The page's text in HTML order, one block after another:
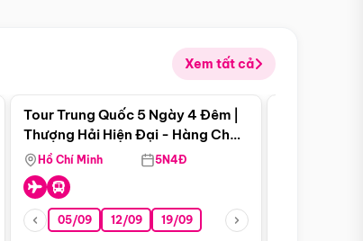
Xem tất cả
15/10 29/10
Điểm nổi bật
Tour Trung Quốc 5 Ngày 4 Đêm |
Thượng Hải Hiện Đại - Hàng Châu
Nên Thơ - Ô Trấn Cổ Kính
Hồ Chí Minh 5N4Đ
05/09 12/09 19/09